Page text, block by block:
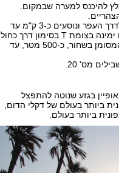
להיכנס למערה שבמקום.
נכנסים מכביש 90, כביש הערבה, לדרך העפר ונוסעים כ-3 ק"מ עד
לצומת ציר קצא"א (קו צינור אילת-אשקלון). פונים ימינה בצומת T בסימון דרך כחול,
לכיוון עמודי עמרם. מכאן ממשיכים בשביל רגלי המסומן בשחור, כ-500 מטר, עד
מס' 20.‏
בגזע שנוטה להתפצל
ביותר ‏בעולם של דקלי הדום,
ביותר בעולם.